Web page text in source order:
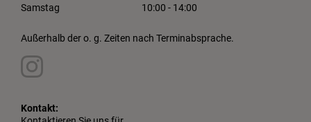
Samstag
10:00 - 14:00
Außerhalb der o. g. Zeiten nach Terminabsprache.
Kontakt: